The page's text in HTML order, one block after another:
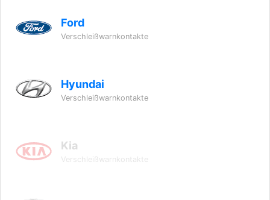
Ford
Verschleißwarnkontakte
Hyundai
Verschleißwarnkontakte
Kia
Verschleißwarnkontakte